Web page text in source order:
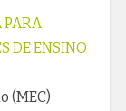
PARA
DE ENSINO
(MEC)